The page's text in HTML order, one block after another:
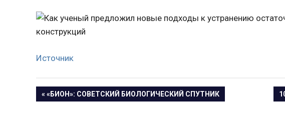
Источник
Навигация
ПРЕДЫДУЩАЯ
«БИОН»: СОВЕТСКИЙ БИОЛОГИЧЕСКИЙ СПУТНИК